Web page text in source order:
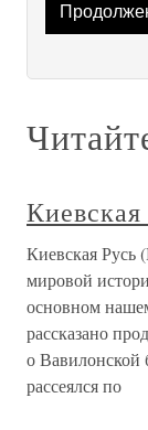
Киевская Русь
мировой
основном
рассказано
о Вавилонской
рассеялся по